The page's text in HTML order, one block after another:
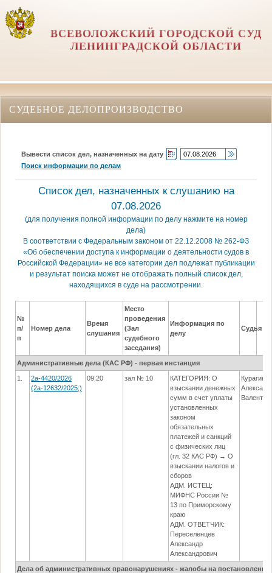
ВСЕВОЛОЖСКИЙ ГОРОДСКОЙ СУД
ЛЕНИНГРАДСКОЙ ОБЛАСТИ
СУДЕБНОЕ ДЕЛОПРОИЗВОДСТВО
Вывести список дел, назначенных на дату
Поиск информации по делам
Список дел, назначенных к слушанию на
07.08.2026
(для получения полной информации по делу нажмите на номер
дела)
В соответствии с Федеральным законом от 22.12.2008 № 262-ФЗ
«Об обеспечении доступа к информации о деятельности судов в
Российской Федерации» не все категории дел подлежат публикации
и результат поиска может не отображать полный список дел,
находящихся в суде на рассмотрении.
№
п/
п
Номер дела
Время
слушания
Место
проведения
(Зал
судебного
заседания)
Информация по
делу
Судья
Административные дела (КАC РФ) - первая инстанция
1.
2а-4420/2026
(2а-12632/2025;)
09:20 зал № 10
КАТЕГОРИЯ: О
взыскании денежных
сумм в счет уплаты
установленных
законом
обязательных
платежей и санкций
с физических лиц
(гл. 32 КАС РФ) → О
взыскании налогов и
сборов
АДМ. ИСТЕЦ:
МИФНС России №
13 по Приморскому
краю
АДМ. ОТВЕТЧИК:
Переселенцев
Александр
Александрович
Курагин
Дела об административных правонарушениях - жалобы на постановления